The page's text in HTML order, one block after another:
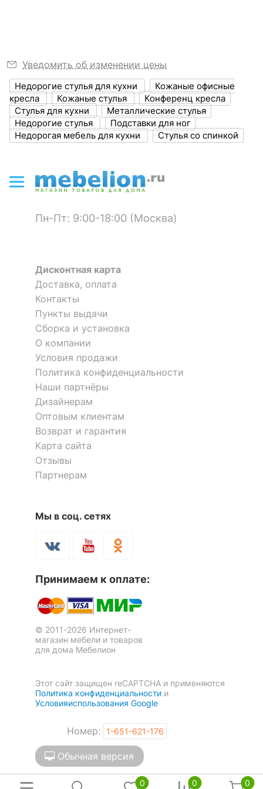
ЦВЕТ И МАТЕРИАЛ
Цвет обивки ? нитро браун
Цвет корпуса ? черный муар
Материал обивки ? экокожа
Тип поверхности
?
?
ОСОБЕННОСТИ ПРИМЕНЕНИЯ
Рекомендуемые
помещения
Максимальная
нагрузка, кг
?
Масса брутто, кг 13
Уведомить об изменении цены
Недорогие стулья для кухни
Кожаные офисные
кресла
Кожаные стулья
Конференц кресла
Стулья для кухни
Металлические стулья
Недорогие стулья
Подставки для ног
Недорогая мебель для кухни
Стулья со спинкой
Пн-Пт: 9:00-18:00 (Москва)
Дисконтная карта
Доставка, оплата
Контакты
Пункты выдачи
Сборка и установка
О компании
Условия продажи
Политика конфиденциальности
Наши партнёры
Дизайнерам
Оптовым клиентам
Возврат и гарантия
Карта сайта
Отзывы
Партнерам
Мы в соц. сетях
Принимаем к оплате:
© 2011-2026 Интернет-
магазин мебели и товаров
для дома Мебелион
Этот сайт защищен reCAPTCHA и применяются
Политика конфиденциальности и
Условияиспользования Google
Номер: 1-651-621-176
Обычная версия
0 0 0